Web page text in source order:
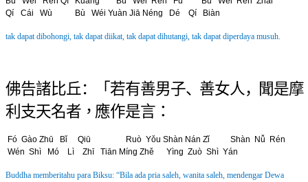
Qí
Cái Wù Bù Wéi Yuàn Jiā Néng Dé Qí Biàn
tak dapat dibohongi, tak dapat diikat, tak dapat dihutangi, tak dapat diperdaya musuh.
佛 告 諸 比 丘 ：「 若 有 善 男 子 、善 女 人 ， 聞 是 摩
利 支 天 名 者 ，應 作 是 言 ：
Fó Gào Zhū Bǐ Qiū Ruò Yǒu Shàn Nán Zǐ Shàn Nǚ Rén
Wén Shì Mó
Lì Zhī Tiān Míng Zhě Yìng Zuò Shì Yán
Buddha memberitahu para Biksu: “Bila ada pria saleh, wanita saleh, mendengar Dewa